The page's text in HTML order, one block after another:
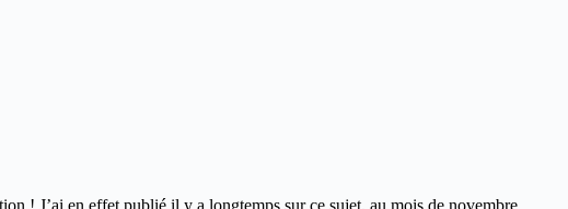
! J’ai en effet publié il y a longtemps sur ce sujet, au mois de novembre